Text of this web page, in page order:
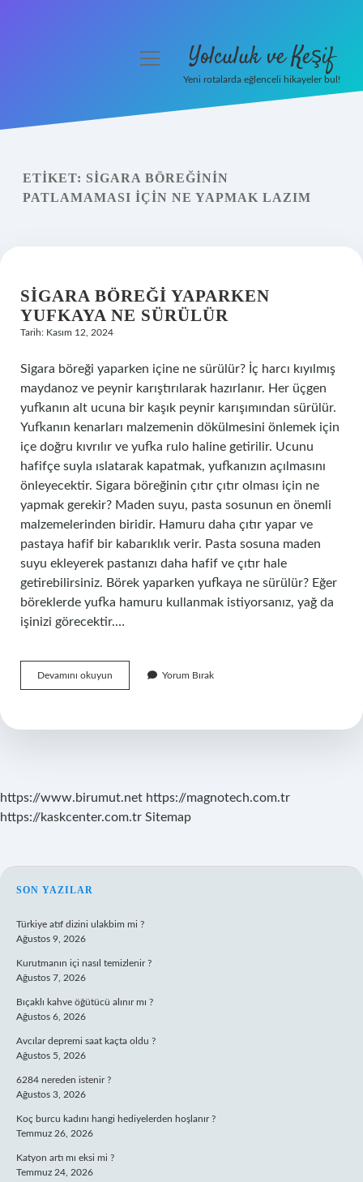
Yasal Uyarı
menüyü Yolculuk ve Keşif
Yeni rotalarda eğlenceli hikayeler bul!
ETIKET: SIGARA BÖREĞININ
PATLAMAMASI IÇIN NE YAPMAK LAZIM
SIGARA BÖREĞI YAPARKEN
YUFKAYA NE SÜRÜLÜR
Tarih: Kasım 12, 2024
Sigara böreği yaparken içine ne sürülür? İç harcı kıyılmış
maydanoz ve peynir karıştırılarak hazırlanır. Her üçgen
yufkanın alt ucuna bir kaşık peynir karışımından sürülür.
Yufkanın kenarları malzemenin dökülmesini önlemek için
içe doğru kıvrılır ve yufka rulo haline getirilir. Ucunu
hafifçe suyla ıslatarak kapatmak, yufkanızın açılmasını
önleyecektir. Sigara böreğinin çıtır çıtır olması için ne
yapmak gerekir? Maden suyu, pasta sosunun en önemli
malzemelerinden biridir. Hamuru daha çıtır yapar ve
pastaya hafif bir kabarıklık verir. Pasta sosuna maden
suyu ekleyerek pastanızı daha hafif ve çıtır hale
getirebilirsiniz. Börek yaparken yufkaya ne sürülür? Eğer
böreklerde yufka hamuru kullanmak istiyorsanız, yağ da
işinizi görecektir.…
Devamını okuyun
Böreği
Ne
Yorum Bırak
https://www.birumut.net https://magnotech.com.tr
https://kaskcenter.com.tr Sitemap
SIDEBAR
SON YAZILAR
Türkiye atıf dizini ulakbim mi ?
Ağustos 9, 2026
Kurutmanın içi nasıl temizlenir ?
Ağustos 7, 2026
Bıçaklı kahve öğütücü alınır mı ?
Ağustos 6, 2026
Avcılar depremi saat kaçta oldu ?
Ağustos 5, 2026
6284 nereden istenir ?
Ağustos 3, 2026
Koç burcu kadını hangi hediyelerden hoşlanır ?
Temmuz 26, 2026
Katyon artı mı eksi mi ?
Temmuz 24, 2026